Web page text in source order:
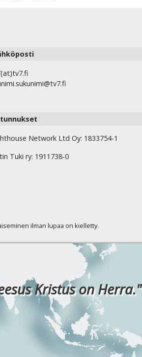
Network Ltd Oy: 1833754-1
Tuki ry: 1911738-0
ilman lupaa on kielletty.
Kristus on Herra."